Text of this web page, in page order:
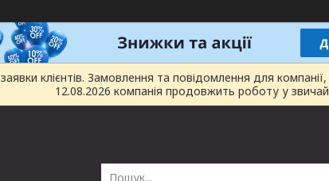
клієнтів. Замовлення та повідомлення для
12.08.2026 компанія продовжить роботу у